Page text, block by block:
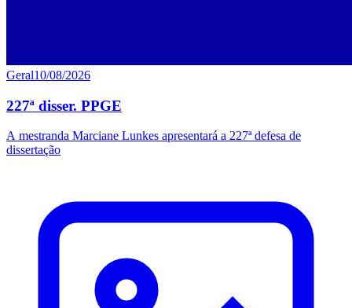
Geral10/08/2026
227ª disser. PPGE
A mestranda Marciane Lunkes apresentará a 227ª defesa de
dissertação